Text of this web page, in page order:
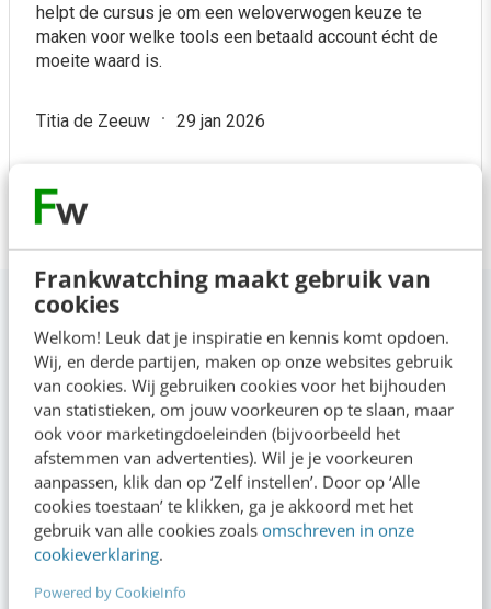
Frankwatching maakt gebruik van
cookies
Welkom! Leuk dat je inspiratie en kennis komt opdoen.
Wij, en derde partijen, maken op onze websites gebruik
van cookies. Wij gebruiken cookies voor het bijhouden
van statistieken, om jouw voorkeuren op te slaan, maar
ook voor marketingdoeleinden (bijvoorbeeld het
afstemmen van advertenties). Wil je je voorkeuren
aanpassen, klik dan op ‘Zelf instellen’. Door op ‘Alle
cookies toestaan’ te klikken, ga je akkoord met het
gebruik van alle cookies zoals omschreven in onze
cookieverklaring.
Powered by CookieInfo
helpt de cursus je om een weloverwogen keuze te
maken voor welke tools een betaald account écht de
moeite waard is.
Titia de Zeeuw 29 jan 2026
Schrijf je nu in om verzekerd te zijn van een plek op jouw
voorkeursdatum
Startdata
Bekijk direct
schedule 8 sessies